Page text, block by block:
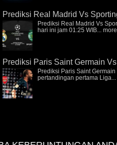
Prediksi Real Madrid Vs
Prediksi Real Madrid Vs
hari ini jam 01:25 WIB...
Prediksi Paris Saint Germain
Prediksi Paris Saint
pertandingan pertama Liga...